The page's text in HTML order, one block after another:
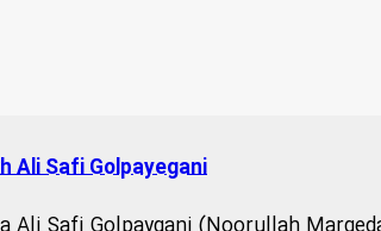
Ali Safi Golpayegani